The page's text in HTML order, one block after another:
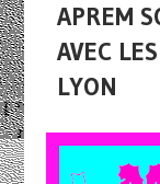
APREM
AVEC
LYON